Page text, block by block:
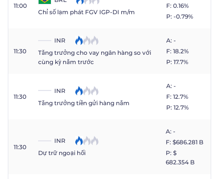
11:00
Chỉ số lạm phát FGV IGP-DI m/m
F: 0.16%
P: -0.79%
11:30
INR
Tăng trưởng cho vay ngân hàng so với
cùng kỳ năm trước
A: -
F: 18.2%
P: 17.7%
11:30
INR
Tăng trưởng tiền gửi hàng năm
A: -
F: 12.7%
P: 12.7%
11:30
INR
Dự trữ ngoại hối
A: -
F: $​686.281 B
P: $​
682.354 B